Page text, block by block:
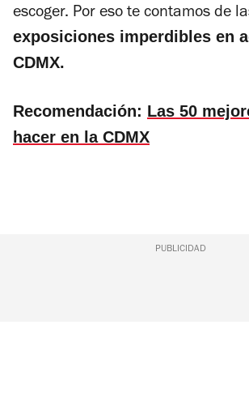
escoger. Por eso te contamos de
exposiciones imperdibles en
CDMX.
Recomendación: Las 50
hacer en la CDMX
PUBLICIDAD